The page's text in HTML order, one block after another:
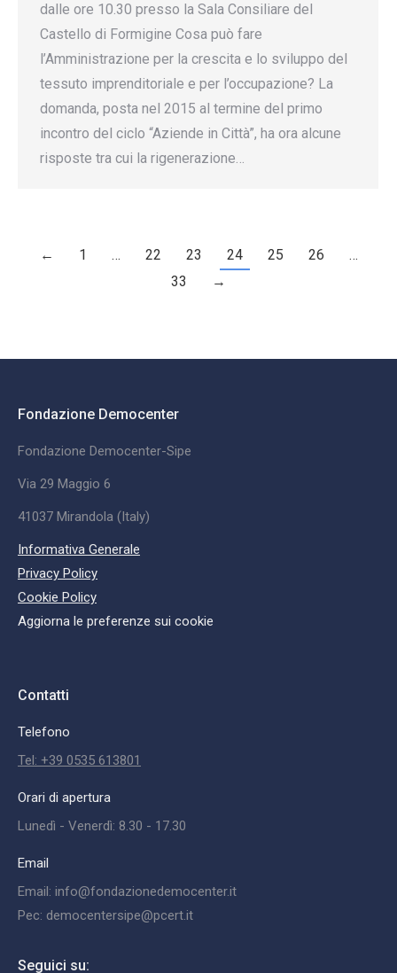
dalle ore 10.30 presso la Sala Consiliare del
Castello di Formigine Cosa può fare
l’Amministrazione per la crescita e lo sviluppo del
tessuto imprenditoriale e per l’occupazione? La
domanda, posta nel 2015 al termine del primo
incontro del ciclo “Aziende in Città”, ha ora alcune
risposte tra cui la rigenerazione…
← 1 … 22 23 24 25 26
…
33
→
Fondazione Democenter
Fondazione Democenter-Sipe
Via 29 Maggio 6
41037 Mirandola (Italy)
Informativa Generale
Privacy Policy
Cookie Policy
Aggiorna le preferenze sui cookie
Contatti
Telefono
Tel: +39 0535 613801
Orari di apertura
Lunedì - Venerdì: 8.30 - 17.30
Email
Email: info@fondazionedemocenter.it
Pec: democentersipe@pcert.it
Seguici su: